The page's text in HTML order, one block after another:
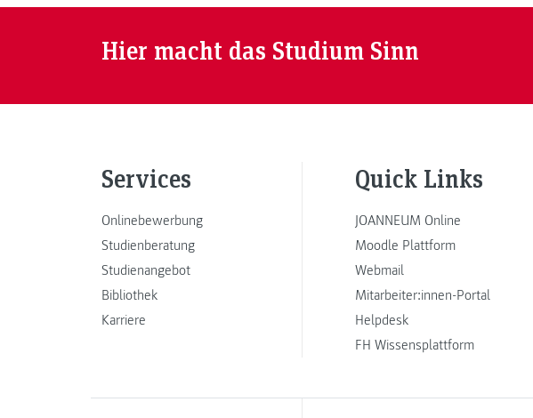
Hier macht das Studium Sinn
Services
Onlinebewerbung
Studienberatung
Studienangebot
Bibliothek
Karriere
Quick Links
JOANNEUM Online
Moodle Plattform
Webmail
Mitarbeiter:innen-Portal
Helpdesk
FH Wissensplattform